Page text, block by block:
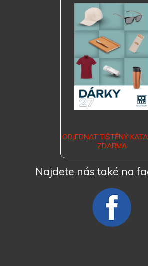
OBJEDNAT TIŠTĚNÝ
ZDARMA
Najdete nás také na